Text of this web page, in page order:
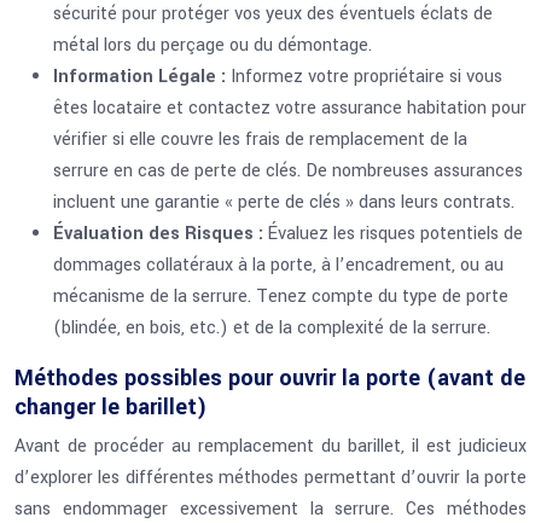
sécurité pour protéger vos yeux des éventuels éclats de
métal lors du perçage ou du démontage.
Information Légale : Informez votre propriétaire si vous
êtes locataire et contactez votre assurance habitation pour
vérifier si elle couvre les frais de remplacement de la
serrure en cas de perte de clés. De nombreuses assurances
incluent une garantie « perte de clés » dans leurs contrats.
Évaluation des Risques : Évaluez les risques potentiels de
dommages collatéraux à la porte, à l’encadrement, ou au
mécanisme de la serrure. Tenez compte du type de porte
(blindée, en bois, etc.) et de la complexité de la serrure.
Méthodes possibles pour ouvrir la porte (avant de
changer le barillet)
Avant de procéder au remplacement du barillet, il est judicieux
d’explorer les différentes méthodes permettant d’ouvrir la porte
sans endommager excessivement la serrure. Ces méthodes